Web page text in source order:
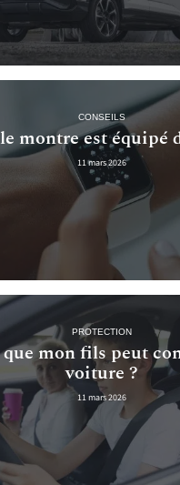
CONSEILS
montre est équipé
11 mars 2026
PROTECTION
que mon fils peut
voiture ?
11 mars 2026